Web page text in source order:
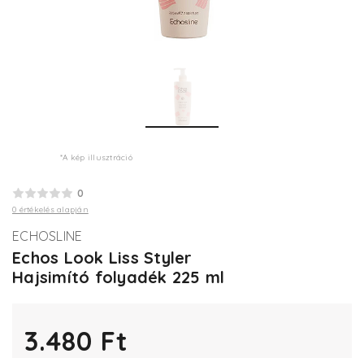
*A kép illusztráció
0
0 értékelés alapján
ECHOSLINE
Echos Look Liss Styler
Hajsimító folyadék 225 ml
3.480 Ft